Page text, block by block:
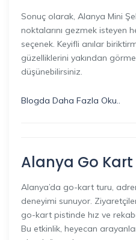
Sonuç olarak, Alanya Mini
noktalarını gezmek isteyen
seçenek. Keyifli anılar
güzelliklerini yakından
düşünebilirsiniz.
Blogda Daha Fazla Oku..
Alanya Go Kart
Alanya’da go-kart turu,
deneyimi sunuyor.
go-kart pistinde hız ve
Bu etkinlik, heyecan